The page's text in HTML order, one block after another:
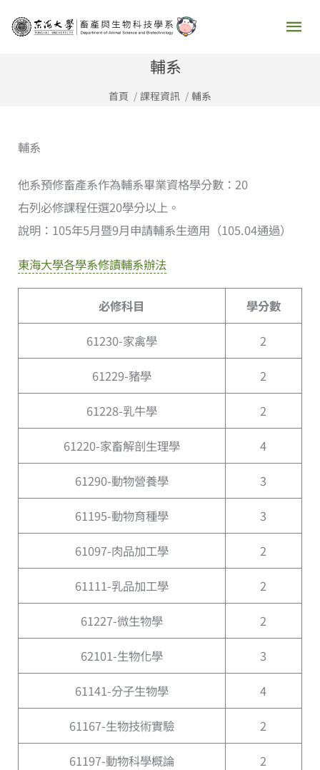
主
輔系
首頁 課程資訊 輔系
輔系
他系預修畜產系作為輔系畢業資格學分數：20
右列必修課程任選20學分以上。
說明：105年5月暨9月申請輔系生適用（105.04通過）
東海大學各學系修讀輔系辦法
必修科目 學分數
61230-家禽學 2
61229-豬學 2
61228-乳牛學 2
61220-家畜解剖生理學 4
61290-動物營養學 3
61195-動物育種學 3
61097-肉品加工學 2
61111-乳品加工學 2
61227-微生物學 2
62101-生物化學 3
61141-分子生物學 4
61167-生物技術實驗 2
61197-動物科學概論 2